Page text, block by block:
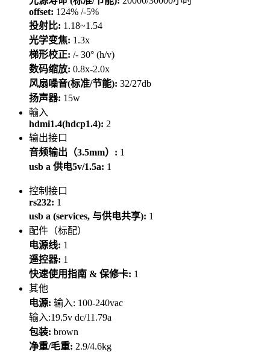
offset: 124% /-5%
投射比: 1.18~1.54
光学变焦: 1.3x
梯形校正: /- 30° (h/v)
数码缩放: 0.8x-2.0x
风扇噪音(标准/节能): 32/27db
扬声器: 15w
輸入
hdmi1.4(hdcp1.4): 2
输出接口
音频输出（3.5mm）: 1
usb a 供电5v/1.5a: 1
控制接口
rs232: 1
usb a (services, 与供电共享): 1
配件（标配）
电源线: 1
遥控器: 1
快速使用指南 & 保修卡: 1
其他
电源: 输入: 100-240vac
输入:19.5v dc/11.79a
包装: brown
净重/毛重: 2.9/4.6kg